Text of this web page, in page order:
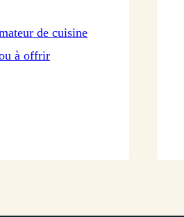
de cuisine
à offrir